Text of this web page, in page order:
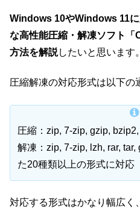
Windows 10やWindows 11
な高性能圧縮・解凍ソフト
方法を解説したいと思います。
圧縮解凍の対応形式は以下の
圧縮：zip, 7-zip, gzip,
解凍：zip, 7-zip, lzh, rar,
た20種類以上の形式に対応
対応する形式はかなり幅広く